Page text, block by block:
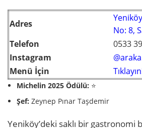
Adres
No: 8,
Telefon
0533
Instagram
Menü İçin
Michelin 2025 Ödülü: ⭐
Şef:Zeynep Pınar Taşdemir
Yeniköy’deki saklı bir gastronomi